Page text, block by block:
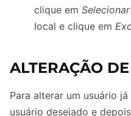
clique em Selecionar
local e clique em
ALTERAÇÃO
Para alterar um usuário
usuário desejado e